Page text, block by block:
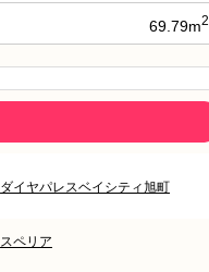
69.79m2
ダイヤパレスベイシティ旭町
スペリア